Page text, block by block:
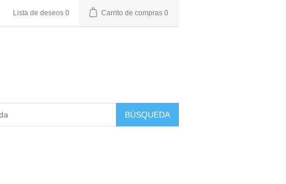
Lista de deseos 0 Carrito de compras 0
BÚSQUEDA